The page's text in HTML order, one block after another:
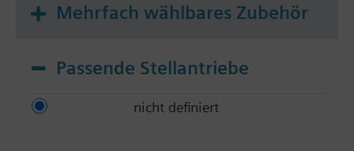
Mehrfach wählbares Zubehör
Passende Stellantriebe
nicht definiert